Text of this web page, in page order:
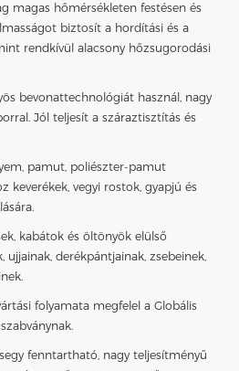
magas hőmérsékleten festésen és
biztosít a hordítási és a
rendkívül alacsony hőzsugorodási
bevonattechnológiát használ, nagy
Jól teljesít a száraztisztítás és
pamut, poliészter-pamut
keverékek, vegyi rostok, gyapjú és
kabátok és öltönyök elülső
ujjainak, derékpántjainak, zsebeinek,
folyamata megfelel a Globális
egy fenntartható, nagy teljesítményű